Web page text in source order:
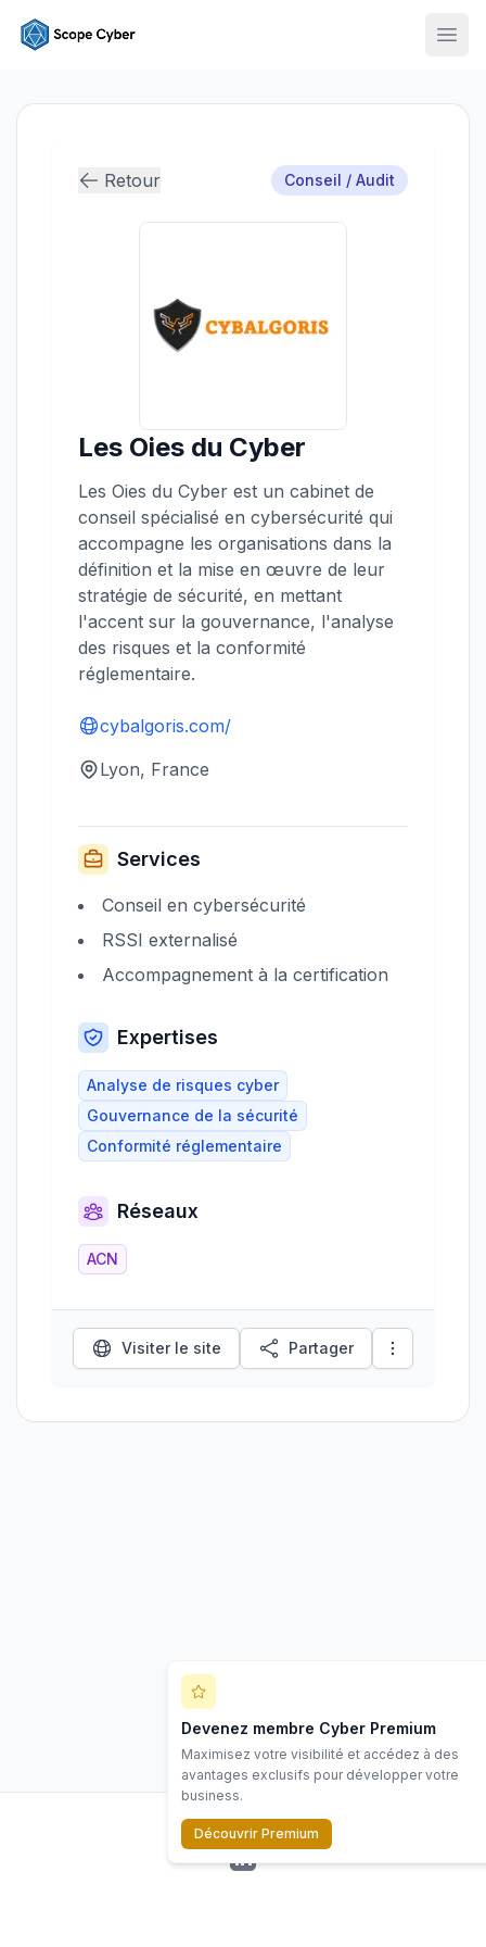
Retour Conseil / Audit
Les Oies du Cyber
Les Oies du Cyber est un cabinet de
conseil spécialisé en cybersécurité qui
accompagne les organisations dans la
définition et la mise en œuvre de leur
stratégie de sécurité, en mettant
l'accent sur la gouvernance, l'analyse
des risques et la conformité
réglementaire.
cybalgoris.com/
Lyon, France
Services
Conseil en cybersécurité
RSSI externalisé
Accompagnement à la certification
Expertises
Analyse de risques cyber
Gouvernance de la sécurité
Conformité réglementaire
Réseaux
ACN
Visiter le site Partager
Devenez membre Cyber Premium
Maximisez votre visibilité et accédez à des
avantages exclusifs pour développer votre
business.
Découvrir Premium